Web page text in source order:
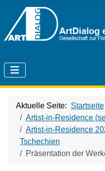
Aktuelle Seite: Startseite
Artist-in-Residence
Artist-in-Residence
Tschechien
Präsentation der